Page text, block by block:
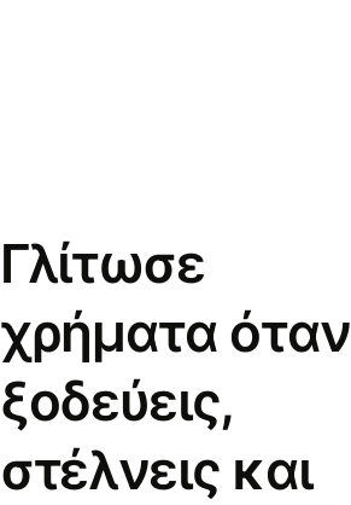
Γλίτωσε
χρήματα όταν
ξοδεύεις,
στέλνεις και